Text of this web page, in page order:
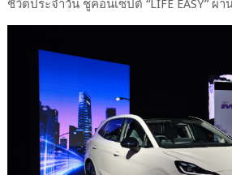
ชีวิตประจำวัน ชูคอนเซ็ปต์ “LIFE EASY” ผ่